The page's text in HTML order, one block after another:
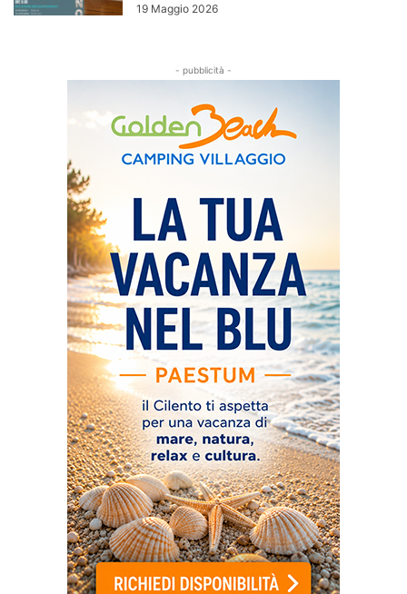
19 Maggio 2026
- pubblicità -